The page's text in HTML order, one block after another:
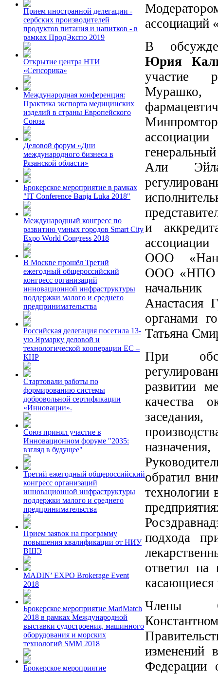
Прием иностранной делегации -
сербских производителей
продуктов питания и напитков - в
рамках ПродЭкспо 2019
Открытие центра НТИ
«Сенсорика»
Международная конференция:
Практика экспорта медицинских
изделий в страны Европейского
Союза
Деловой форум «Дни
международного бизнеса в
Рязанской области»
Брокерское мероприятие в рамках
"IT Conference Banja Luka 2018"
Международный конгресс по
развитию умных городов Smart City
Expo World Congress 2018
В Москве прошёл Третий
ежегодный общероссийский
конгресс организаций
инновационной инфраструктуры
поддержки малого и среднего
предпринимательства
Российская делегация посетила 13-
ую Ярмарку деловой и
технологической кооперации ЕС –
КНР
Стартовали работы по
формированию системы
добровольной сертификации
«Инновации».
Союз принял участие в
Инновационном форуме "2035:
взгляд в будущее"
Третий ежегодный общероссийский
конгресс организаций
инновационной инфраструктуры
поддержки малого и среднего
предпринимательства
Прием заявок на программу
повышения квалификации от НИУ
ВШЭ
MADIN’ EXPO Brokerage Event
2018
Брокерское мероприятие MariMatch
2018 в рамках Международной
выставки судостроения, машинного
оборудования и морских
технологий SMM 2018
Брокерское мероприятие
ассоциаций
В
Юрия
участие
Мурашко,
Али
и
ООО
ООО «НПО
Анастасия
органами
Татьяна
При
развитии
качества
обратил
технологии
подхода
ответил на
касающиеся
Члены
изменений